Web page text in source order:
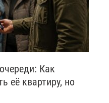
Как
её квартиру, но